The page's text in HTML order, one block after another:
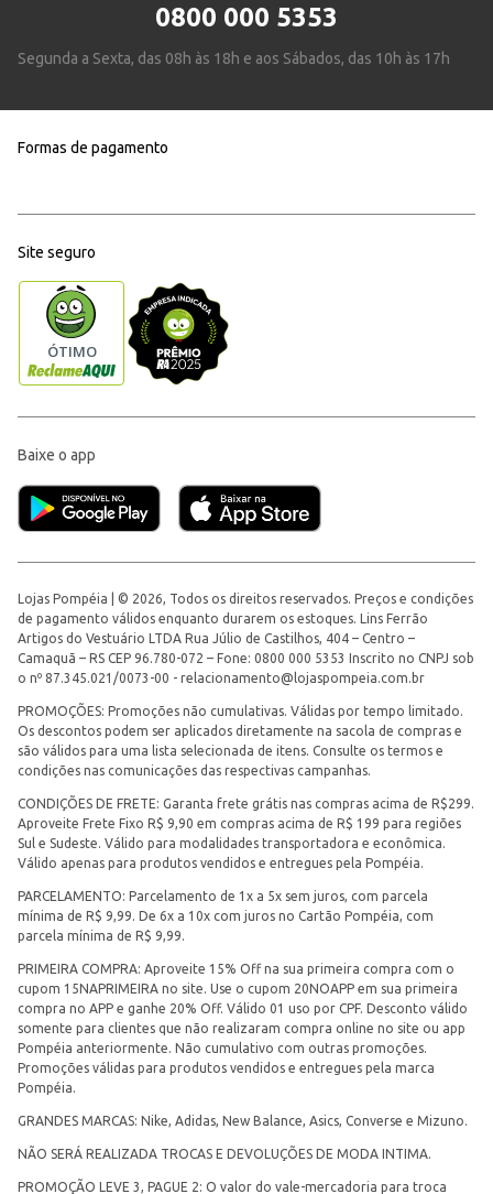
0800 000 5353
Segunda a Sexta, das 08h às 18h e aos Sábados, das 10h às 17h
Formas de pagamento
Site seguro
Baixe o app
Lojas Pompéia | © 2026, Todos os direitos reservados. Preços e condições
de pagamento válidos enquanto durarem os estoques. Lins Ferrão
Artigos do Vestuário LTDA Rua Júlio de Castilhos, 404 – Centro –
Camaquã – RS CEP 96.780-072 – Fone: 0800 000 5353 Inscrito no CNPJ sob
o nº 87.345.021/0073-00 - relacionamento@lojaspompeia.com.br
PROMOÇÕES: Promoções não cumulativas. Válidas por tempo limitado.
Os descontos podem ser aplicados diretamente na sacola de compras e
são válidos para uma lista selecionada de itens. Consulte os termos e
condições nas comunicações das respectivas campanhas.
CONDIÇÕES DE FRETE: Garanta frete grátis nas compras acima de R$299.
Aproveite Frete Fixo R$ 9,90 em compras acima de R$ 199 para regiões
Sul e Sudeste. Válido para modalidades transportadora e econômica.
Válido apenas para produtos vendidos e entregues pela Pompéia.
PARCELAMENTO: Parcelamento de 1x a 5x sem juros, com parcela
mínima de R$ 9,99. De 6x a 10x com juros no Cartão Pompéia, com
parcela mínima de R$ 9,99.
PRIMEIRA COMPRA: Aproveite 15% Off na sua primeira compra com o
cupom 15NAPRIMEIRA no site. Use o cupom 20NOAPP em sua primeira
compra no APP e ganhe 20% Off. Válido 01 uso por CPF. Desconto válido
somente para clientes que não realizaram compra online no site ou app
Pompéia anteriormente. Não cumulativo com outras promoções.
Promoções válidas para produtos vendidos e entregues pela marca
Pompéia.
GRANDES MARCAS: Nike, Adidas, New Balance, Asics, Converse e Mizuno.
NÃO SERÁ REALIZADA TROCAS E DEVOLUÇÕES DE MODA INTIMA.
PROMOÇÃO LEVE 3, PAGUE 2: O valor do vale-mercadoria para troca